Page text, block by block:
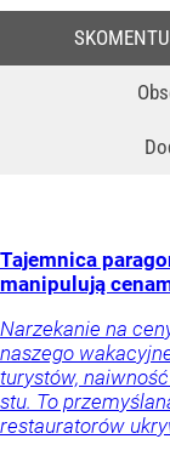
Tajemnica
manipulują
Narzekanie na
naszego
turystów,
stu. To
restauratorów